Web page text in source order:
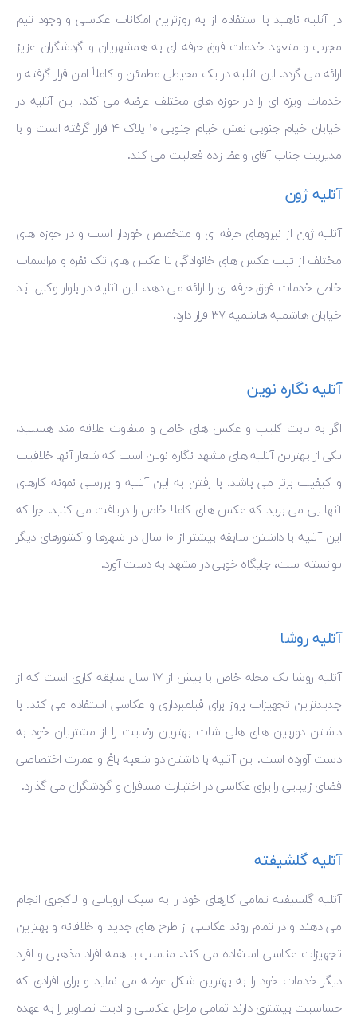
در آتلیه ناهید با استفاده از به روزترین امکانات عکاسی و وجود تیم
مجرب و متعهد خدمات فوق حرفه ای به همشهریان و گردشگران عزیز
ارائه می گردد. این آتلیه در یک محیطی مطمئن و کاملاً امن قرار گرفته و
خدمات ویژه ای را در حوزه های مختلف عرضه می کند. این آتلیه در
خیابان خیام جنوبی نقش خیام جنوبی ۱۰ پلاک ۴ قرار گرفته است و با
مدیریت جناب آقای واعظ زاده فعالیت می کند.
آتلیه ژون
آتلیه ژون از نیروهای حرفه‌ ای و متخصص خوردار است و در حوزه های
مختلف از ثبت عکس های خانوادگی تا عکس های تک نفره و مراسمات
خاص خدمات فوق حرفه ای را ارائه می دهد، این آتلیه در بلوار وکیل آباد
خیابان هاشمیه هاشمیه ۳۷ قرار دارد.
آتلیه نگاره نوین
اگر به ثابت کلیپ و عکس های خاص و متفاوت علاقه مند هستید،
یکی از بهترین آتلیه های مشهد نگاره نوین است که شعار آنها خلاقیت
و کیفیت برتر می باشد. با رفتن به این آتلیه و بررسی نمونه کارهای
آنها پی می برید که عکس های کاملا خاص را دریافت می‌ کنید. چرا که
این آتلیه با داشتن سابقه بیشتر از ۱۰ سال در شهرها و کشورهای دیگر
توانسته است، جایگاه خوبی در مشهد به دست آورد.
آتلیه روشا
آتلیه روشا یک محله خاص با بیش از ۱۷ سال سابقه کاری است که از
جدیدترین تجهیزات بروز برای فیلمبرداری و عکاسی استفاده می ‌کند. با
داشتن دوربین های هلی شات بهترین رضایت را از مشتریان خود به
دست آورده است. این آتلیه با داشتن دو شعبه باغ و عمارت اختصاصی
فضای زیبایی را برای عکاسی در اختیارت مسافران و گردشگران می گذارد.
آتلیه گلشیفته
آتلیه گلشیفته تمامی کارهای خود را به سبک اروپایی و لاکچری انجام
می ‌دهند و در تمام روند عکاسی از طرح های جدید و خلاقانه و بهترین
تجهیزات عکاسی استفاده می کند. مناسب با همه افراد مذهبی و افراد
دیگر خدمات خود را به بهترین شکل عرضه می نماید و برای افرادی که
حساسیت بیشتری دارند تمامی مراحل عکاسی و ادیت تصاویر را به عهده